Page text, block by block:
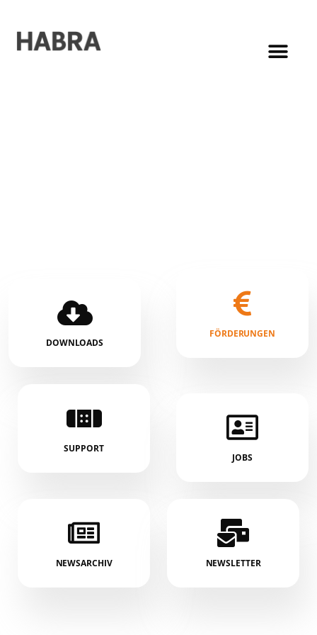
DOWNLOADS
FÖRDERUNGEN
SUPPORT
JOBS
NEWSARCHIV NEWSLETTER